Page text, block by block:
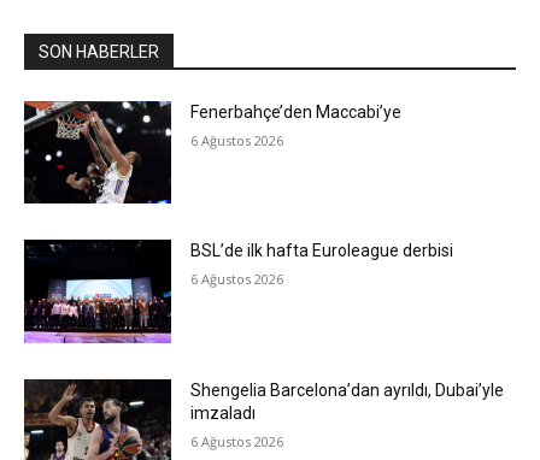
SON HABERLER
Fenerbahçe’den Maccabi’ye
6 Ağustos 2026
BSL’de ilk hafta Euroleague derbisi
6 Ağustos 2026
Shengelia Barcelona’dan ayrıldı, Dubai’yle
imzaladı
6 Ağustos 2026